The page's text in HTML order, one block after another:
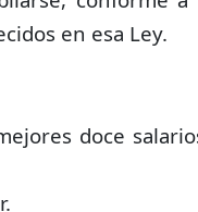
en esa Ley.
doce